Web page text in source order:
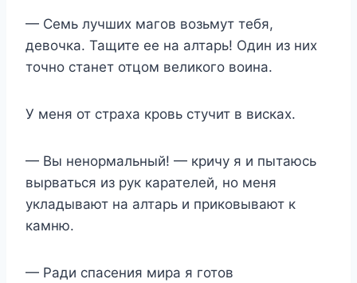
— Семь лучших магов возьмут тебя,
девочка. Тащите ее на алтарь! Один из них
точно станет отцом великого воина.
У меня от страха кровь стучит в висках.
— Вы ненормальный! — кричу я и пытаюсь
вырваться из рук карателей, но меня
укладывают на алтарь и приковывают к
камню.
— Ради спасения мира я готов